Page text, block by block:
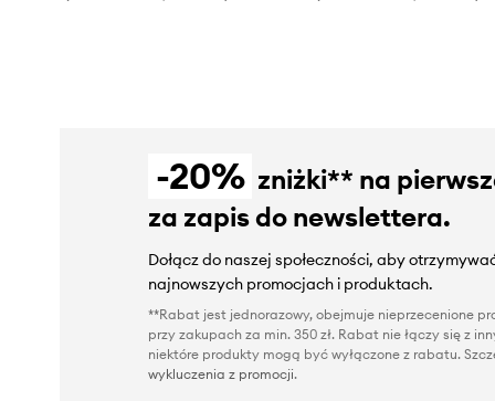
-20% zniżki** na
za zapis do newslettera.
Dołącz do naszej społeczności, aby
najnowszych promocjach i produktach.
**Rabat jest jednorazowy, obejmuje nieprzecenione
przy zakupach za min. 350 zł. Rabat nie łączy się z
niektóre produkty mogą być wyłączone z rabatu.
wykluczenia z promocji.